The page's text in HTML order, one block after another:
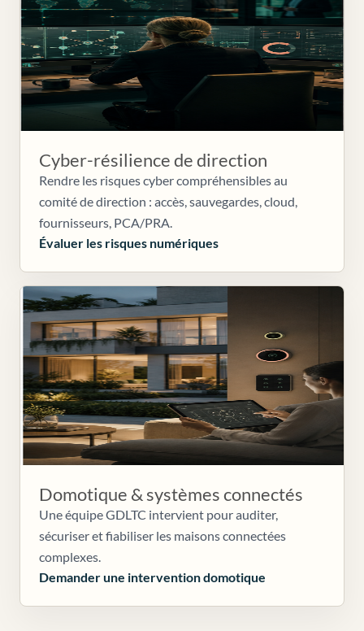
Cyber-résilience de direction
Rendre les risques cyber compréhensibles au
comité de direction : accès, sauvegardes, cloud,
fournisseurs, PCA/PRA.
Évaluer les risques numériques
Domotique & systèmes connectés
Une équipe GDLTC intervient pour auditer,
sécuriser et fiabiliser les maisons connectées
complexes.
Demander une intervention domotique